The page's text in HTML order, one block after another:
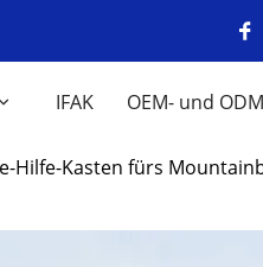
IFAK OEM- und
Hilfe-Kasten fürs